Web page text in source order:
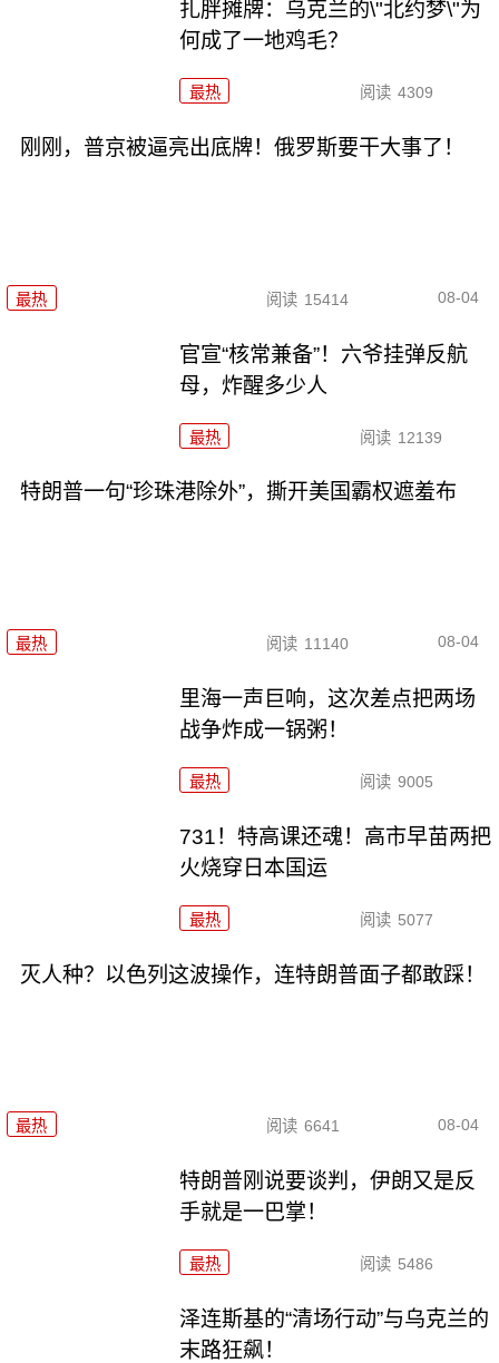
扎胖摊牌：乌克兰的\"北约梦\"为
何成了一地鸡毛？
最热 阅读 4309
刚刚，普京被逼亮出底牌！俄罗斯要干大事了！
最热 阅读 15414 08-04
官宣“核常兼备”！六爷挂弹反航
母，炸醒多少人
最热 阅读 12139
特朗普一句“珍珠港除外”，撕开美国霸权遮羞布
最热 阅读 11140 08-04
里海一声巨响，这次差点把两场
战争炸成一锅粥！
最热 阅读 9005
731！特高课还魂！高市早苗两把
火烧穿日本国运
最热 阅读 5077
灭人种？以色列这波操作，连特朗普面子都敢踩！
最热 阅读 6641 08-04
特朗普刚说要谈判，伊朗又是反
手就是一巴掌！
最热 阅读 5486
泽连斯基的“清场行动”与乌克兰的
末路狂飙！